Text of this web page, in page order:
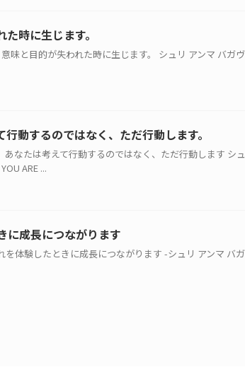
時に生じます。
と目的が失われた時に生じます。 シュリ アンマ バガヴ
動するのではなく、ただ行動します。
なたは考えて行動するのではなく、ただ行動します シ
ARE ...
に成長につながります
体験したときに成長につながります -シュリ アンマ バ